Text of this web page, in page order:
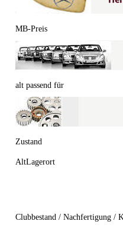
MB-Preis
alt passend für
Zustand
AltLagerort
Clubbestand / Nachfertigung /